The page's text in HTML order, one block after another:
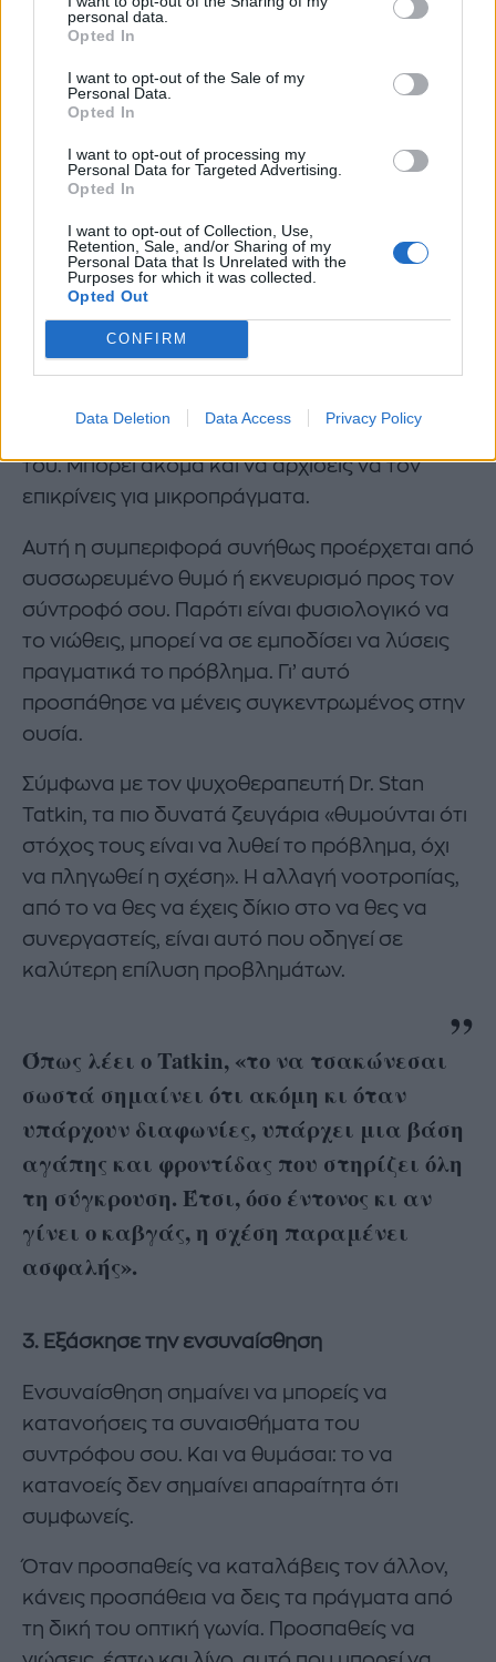
personal data.
Opted In
I want to opt-out of the Sale of my
Personal Data.
Opted In
I want to opt-out of processing my
Personal Data for Targeted Advertising.
Opted In
I want to opt-out of Collection, Use,
Retention, Sale, and/or Sharing of my
Personal Data that Is Unrelated with the
Purposes for which it was collected.
Opted Out
CONFIRM
Data Deletion Data Access Privacy Policy
Αν μαλώνετε συχνά και ποτέ δεν
λύνετε τίποτα, ίσως είναι ώρα
να ζητήσετε βοήθεια από έναν
σύμβουλο γάμου».
2. Εστίασε στη λύση του προβλήματος
Εκτός από το να ξεκαθαρίζεις ποιο είναι το
πραγματικό πρόβλημα, χρειάζεται να
εστιάζεις και στη λύση του. Μέσα σε μια
του. Μπορεί ακόμα και να αρχίσεις να τον
επικρίνεις για μικροπράγματα.
Αυτή η συμπεριφορά συνήθως προέρχεται από
συσσωρευμένο θυμό ή εκνευρισμό προς τον
σύντροφό σου. Παρότι είναι φυσιολογικό να
το νιώθεις, μπορεί να σε εμποδίσει να λύσεις
πραγματικά το πρόβλημα. Γι’ αυτό
προσπάθησε να μένεις συγκεντρωμένος στην
ουσία.
Σύμφωνα με τον ψυχοθεραπευτή Dr. Stan
Tatkin, τα πιο δυνατά ζευγάρια «θυμούνται ότι
στόχος τους είναι να λυθεί το πρόβλημα, όχι
να πληγωθεί η σχέση». Η αλλαγή νοοτροπίας,
από το να θες να έχεις δίκιο στο να θες να
συνεργαστείς, είναι αυτό που οδηγεί σε
καλύτερη επίλυση προβλημάτων.
Όπως λέει ο Tatkin, «το να τσακώνεσαι
σωστά σημαίνει ότι ακόμη κι όταν
υπάρχουν διαφωνίες, υπάρχει μια βάση
αγάπης και φροντίδας που στηρίζει όλη
τη σύγκρουση. Έτσι, όσο έντονος κι αν
γίνει ο καβγάς, η σχέση παραμένει
ασφαλής».
3. Εξάσκησε την ενσυναίσθηση
Ενσυναίσθηση σημαίνει να μπορείς να
κατανοήσεις τα συναισθήματα του
συντρόφου σου. Και να θυμάσαι: το να
κατανοείς δεν σημαίνει απαραίτητα ότι
συμφωνείς.
Όταν προσπαθείς να καταλάβεις τον άλλον,
κάνεις προσπάθεια να δεις τα πράγματα από
τη δική του οπτική γωνία. Προσπαθείς να